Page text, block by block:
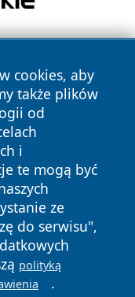
cookies, aby
także plików
od
i
te mogą być
ze
do serwisu",
polityką
.
prawa
Polityka
Cookies